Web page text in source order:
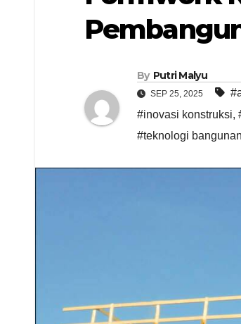
By Putri Malyu
SEP 25, 2025
#inovasi konstruksi,
#teknologi bangunan